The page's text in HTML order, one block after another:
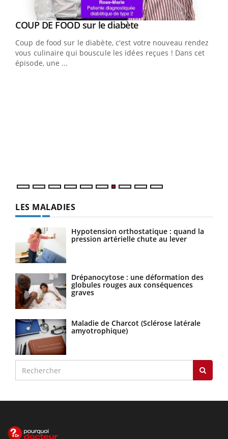
Youtube
COUP DE FOOD sur le diabèteYoutube
Coup de food sur le diabète, c'est votre nouveau rendez-
vous culinaire qui bouscule les idées reçues ! Dans cet
épisode, une ...
LES MALADIES
Hypotension orthostatique : quand la
pression artérielle chute au lever
Drépanocytose : une déformation des
globules rouges aux conséquences
graves
Maladie de Charcot (Sclérose latérale
amyotrophique)